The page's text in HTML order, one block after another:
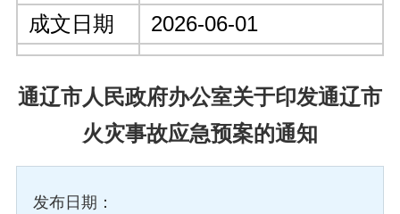
成文日期
2026-06-01
通辽市人民政府办公室关于印发通辽市
火灾事故应急预案的通知
发布日期：